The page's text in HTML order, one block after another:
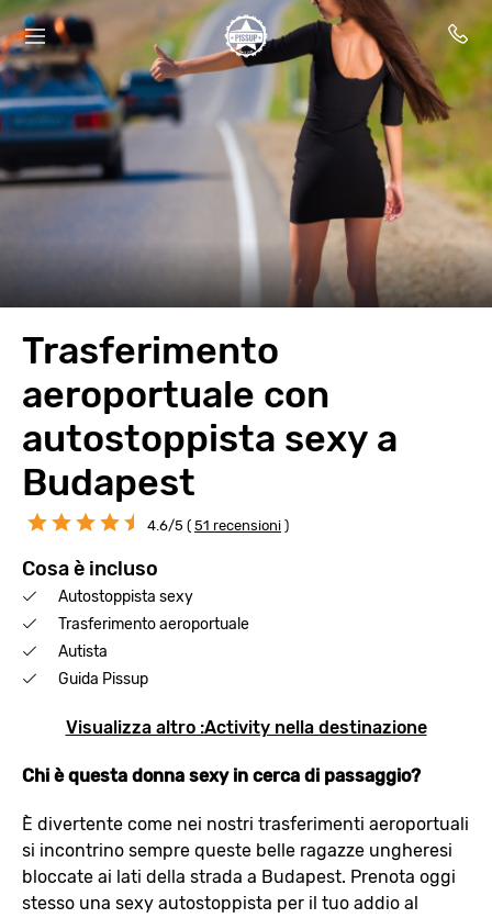
Trasferimento
aeroportuale con
autostoppista sexy a
Budapest
4.6/5 ( 51 recensioni )
Cosa è incluso
Autostoppista sexy
Trasferimento aeroportuale
Autista
Guida Pissup
Visualizza altro :Activity nella destinazione
Chi è questa donna sexy in cerca di passaggio?
È divertente come nei nostri trasferimenti aeroportuali
si incontrino sempre queste belle ragazze ungheresi
bloccate ai lati della strada a Budapest. Prenota oggi
stesso una sexy autostoppista per il tuo addio al